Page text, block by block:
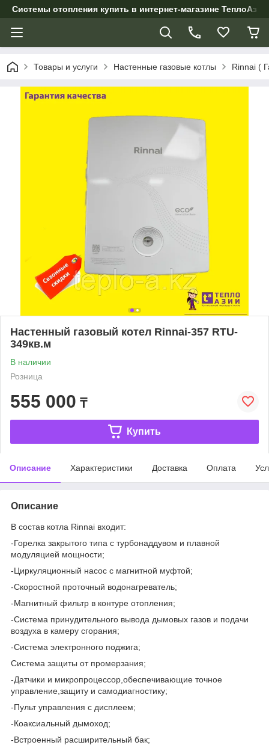
Системы отопления купить в интернет-магазине ТеплоАзии
Товары и услуги Настенные газовые котлы Rinnai (
Настенный газовый котел Rinnai-357 RTU-
349кв.м
В наличии
Розница
555 000 ₸
Купить
Описание Характеристики Доставка Оплата
Описание
В состав котла Rinnai входит:
-Горелка закрытого типа с турбонаддувом и плавной
модуляцией мощности;
-Циркуляционный насос с магнитной муфтой;
-Скоростной проточный водонагреватель;
-Магнитный фильтр в контуре отопления;
-Система принудительного вывода дымовых газов и подачи
воздуха в камеру сгорания;
-Система электронного поджига;
Система защиты от промерзания;
-Датчики и микропроцессор,обеспечивающие точное
управление,защиту и самодиагностику;
-Пульт управления с дисплеем;
-Коаксиальный дымоход;
-Встроенный расширительный бак;